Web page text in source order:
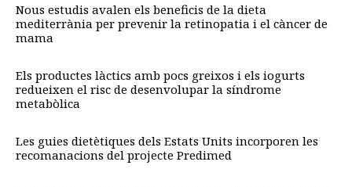
Nous estudis avalen els beneficis de la dieta
mediterrània per prevenir la retinopatia i el càncer de
mama
Els productes làctics amb pocs greixos i els iogurts
redueixen el risc de desenvolupar la síndrome
metabòlica
Les guies dietètiques dels Estats Units incorporen les
recomanacions del projecte Predimed